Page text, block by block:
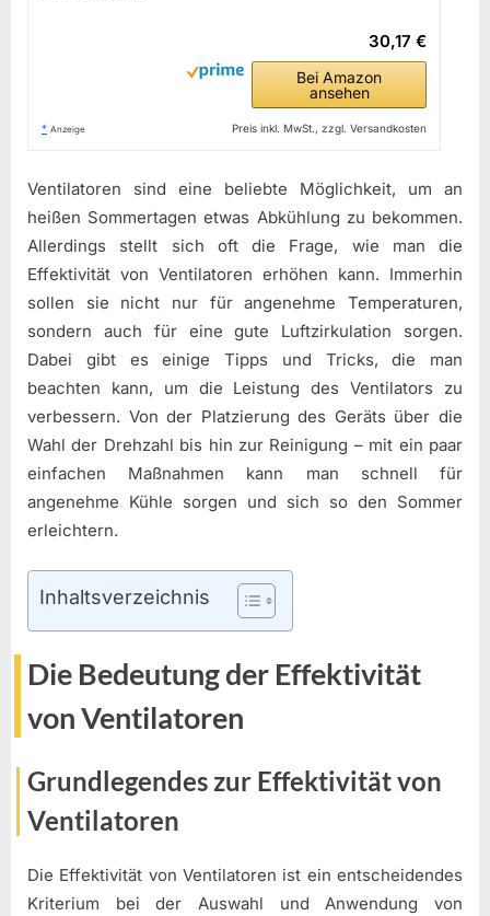
30,17 €
Bei Amazon
ansehen
* Anzeige Preis inkl. MwSt., zzgl. Versandkosten
Ventilatoren sind eine beliebte Möglichkeit, um an
heißen Sommertagen etwas Abkühlung zu bekommen.
Allerdings stellt sich oft die Frage, wie man die
Effektivität von Ventilatoren erhöhen kann. Immerhin
sollen sie nicht nur für angenehme Temperaturen,
sondern auch für eine gute Luftzirkulation sorgen.
Dabei gibt es einige Tipps und Tricks, die man
beachten kann, um die Leistung des Ventilators zu
verbessern. Von der Platzierung des Geräts über die
Wahl der Drehzahl bis hin zur Reinigung – mit ein paar
einfachen Maßnahmen kann man schnell für
angenehme Kühle sorgen und sich so den Sommer
erleichtern.
Inhaltsverzeichnis
Die Bedeutung der Effektivität
von Ventilatoren
Grundlegendes zur Effektivität von
Ventilatoren
Die Effektivität von Ventilatoren ist ein entscheidendes
Kriterium bei der Auswahl und Anwendung von